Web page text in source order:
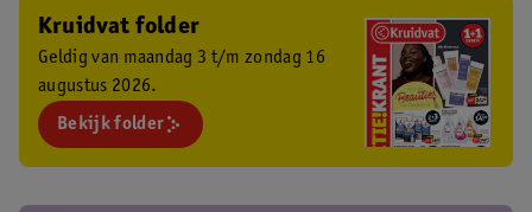
Kruidvat folder
Geldig van maandag 3 t/m zondag 16
augustus 2026.
Bekijk folder